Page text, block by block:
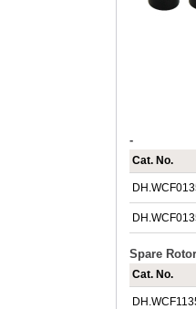
-
Cat. No.
Spare
Cat. No.